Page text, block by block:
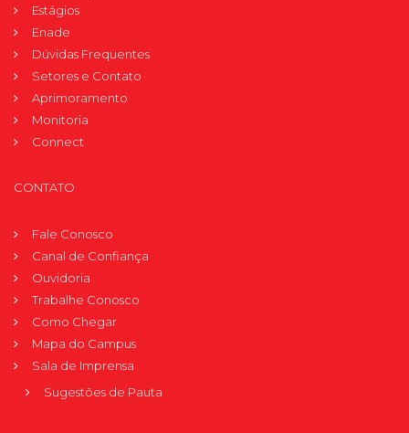
Estágios
Enade
Dúvidas Frequentes
Setores e Contato
Aprimoramento
Monitoria
Connect
CONTATO
Fale Conosco
Canal de Confiança
Ouvidoria
Trabalhe Conosco
Como Chegar
Mapa do Campus
Sala de Imprensa
Sugestões de Pauta